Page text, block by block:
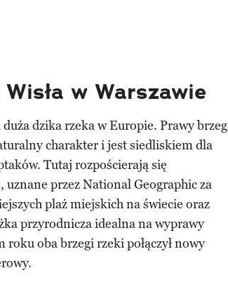
w Warszawie
dzika rzeka w Europie. Prawy brzeg
charakter i jest siedliskiem dla
Tutaj rozpościerają się
uznane przez National Geographic za
plaż miejskich na świecie oraz
przyrodnicza idealna na wyprawy
oba brzegi rzeki połączył nowy